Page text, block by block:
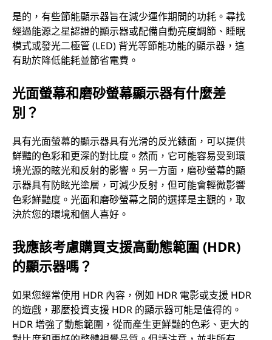
是的，有些節能顯示器旨在減少運作期間的功耗。尋找
經過能源之星認證的顯示器或配備自動亮度調節、睡眠
模式或發光二極管 (LED) 背光等節能功能的顯示器，這
有助於降低能耗並節省電費。
光面螢幕和磨砂螢幕顯示器有什麼差
別？
具有光面螢幕的顯示器具有光滑的反光錶面，可以提供
鮮豔的色彩和更深的對比度。然而，它可能容易受到環
境光源的眩光和反射的影響。另一方面，磨砂螢幕的顯
示器具有防眩光塗層，可減少反射，但可能會輕微影響
色彩鮮豔度。光面和磨砂螢幕之間的選擇是主觀的，取
決於您的環境和個人喜好。
我應該考慮購買支援高動態範圍 (HDR)
的顯示器嗎？
如果您經常使用 HDR 內容，例如 HDR 電影或支援 HDR
的遊戲，那麼投資支援 HDR 的顯示器可能是值得的。
HDR 增強了動態範圍，從而產生更鮮豔的色彩、更大的